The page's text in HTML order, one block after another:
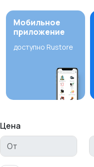
Мобильное
приложение
доступно Rustore
Цена